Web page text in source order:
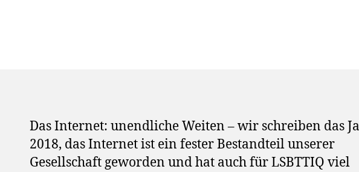
Das Internet: unendliche Weiten – wir schreiben das
2018, das Internet ist ein fester Bestandteil unserer
Gesellschaft geworden und hat auch für LSBTTIQ viel